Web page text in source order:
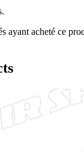
ayant acheté ce